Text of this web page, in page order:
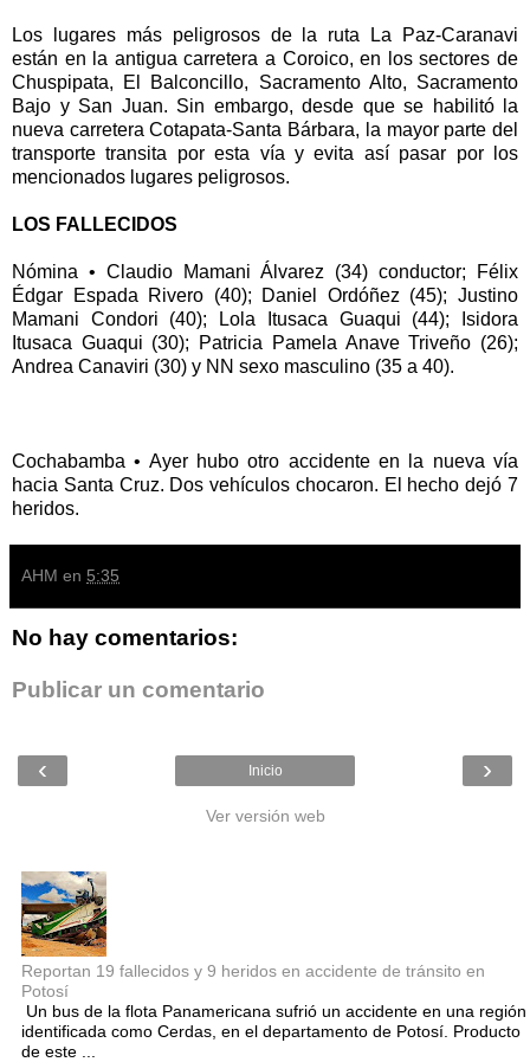
Los lugares más peligrosos de la ruta La Paz-Caranavi
están en la antigua carretera a Coroico, en los sectores de
Chuspipata, El Balconcillo, Sacramento Alto, Sacramento
Bajo y San Juan. Sin embargo, desde que se habilitó la
nueva carretera Cotapata-Santa Bárbara, la mayor parte del
transporte transita por esta vía y evita así pasar por los
mencionados lugares peligrosos.
LOS FALLECIDOS
Nómina • Claudio Mamani Álvarez (34) conductor; Félix
Édgar Espada Rivero (40); Daniel Ordóñez (45); Justino
Mamani Condori (40); Lola Itusaca Guaqui (44); Isidora
Itusaca Guaqui (30); Patricia Pamela Anave Triveño (26);
Andrea Canaviri (30) y NN sexo masculino (35 a 40).
Cochabamba • Ayer hubo otro accidente en la nueva vía
hacia Santa Cruz. Dos vehículos chocaron. El hecho dejó 7
heridos.
AHM en 5:35
No hay comentarios:
Publicar un comentario
‹ ›
Inicio
Ver versión web
Reportan 19 fallecidos y 9 heridos en accidente de tránsito en
Potosí
Un bus de la flota Panamericana sufrió un accidente en una región
identificada como Cerdas, en el departamento de Potosí. Producto
de este ...